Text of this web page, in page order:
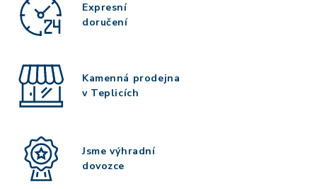
Expresní
doručení
Kamenná prodejna
v Teplicích
Jsme výhradní
dovozce